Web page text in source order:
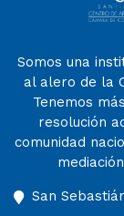
Somos una
al alero de la
Tenemos
resolución
comunidad
San